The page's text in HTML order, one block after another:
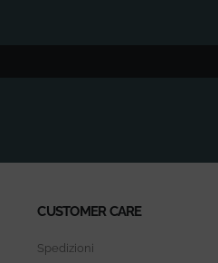
CUSTOMER CARE
Spedizioni